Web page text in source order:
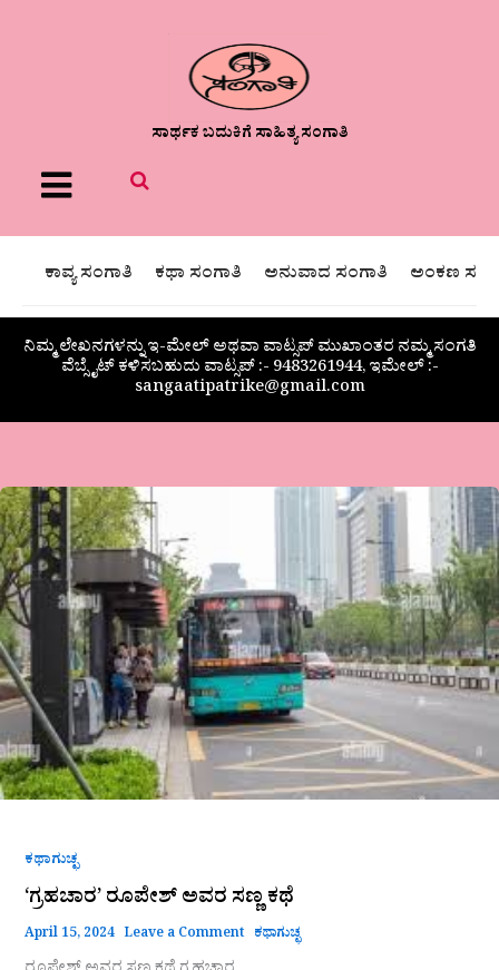
ಸಾರ್ಥಕ ಬದುಕಿಗೆ ಸಾಹಿತ್ಯ ಸಂಗಾತಿ
Menu
ಕಾವ್ಯ ಸಂಗಾತಿ ಕಥಾ ಸಂಗಾತಿ ಅನುವಾದ ಸಂಗಾತಿ ಅಂಕಣ
ನಿಮ್ಮ ಲೇಖನಗಳನ್ನು ಇ-ಮೇಲ್ ಅಥವಾ ವಾಟ್ಸಪ್ ಮುಖಾಂತರ ನಮ್ಮ ಸಂಗತಿ
ವೆಬ್ಸೈಟ್ ಕಳಿಸಬಹುದು ವಾಟ್ಸಪ್‌ :- 9483261944, ಇಮೇಲ್ :-
sangaatipatrike@gmail.com
ಕಥಾಗುಚ್ಛ
‘ಗ್ರಹಚಾರ’ ರೂಪೇಶ್ ಅವರ ಸಣ್ಣ ಕಥೆ
April 15, 2024 Leave a Comment ಕಥಾಗುಚ್ಛ
‘ಗ್ರಹಚಾರ’
ರೂಪೇಶ್
ಅವರ
ಸಣ್ಣ
ಕಥೆ